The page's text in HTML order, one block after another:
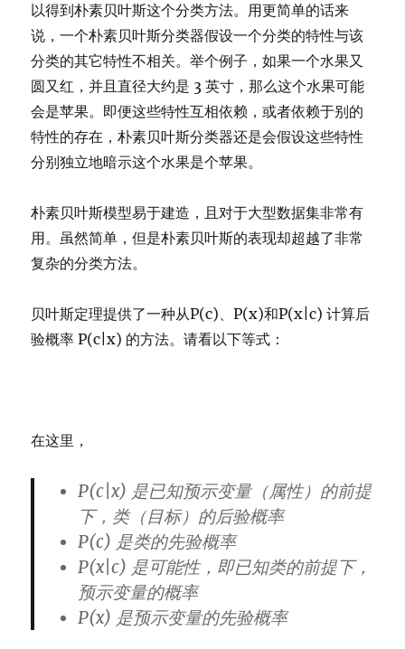
以得到朴素贝叶斯这个分类方法。用更简单的话来
说，一个朴素贝叶斯分类器假设一个分类的特性与该
分类的其它特性不相关。举个例子，如果一个水果又
圆又红，并且直径大约是 3 英寸，那么这个水果可能
会是苹果。即便这些特性互相依赖，或者依赖于别的
特性的存在，朴素贝叶斯分类器还是会假设这些特性
分别独立地暗示这个水果是个苹果。
朴素贝叶斯模型易于建造，且对于大型数据集非常有
用。虽然简单，但是朴素贝叶斯的表现却超越了非常
复杂的分类方法。
贝叶斯定理提供了一种从P(c)、P(x)和P(x|c) 计算后
验概率 P(c|x) 的方法。请看以下等式：
在这里，
P(c|x) 是已知预示变量（属性）的前提
下，类（目标）的后验概率
P(c) 是类的先验概率
P(x|c) 是可能性，即已知类的前提下，
预示变量的概率
P(x) 是预示变量的先验概率